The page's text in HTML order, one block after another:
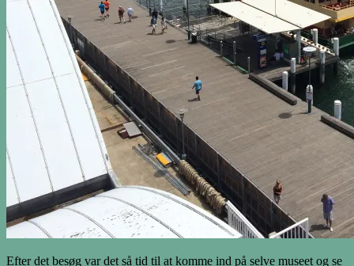
Efter det besøg var det så tid til at komme ind på selve museet og se